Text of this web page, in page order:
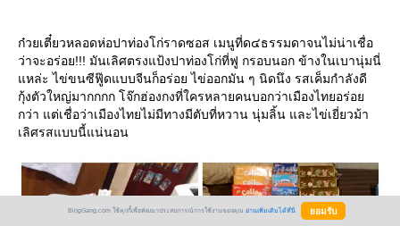
ก๋วยเตี๋ยวหลอดห่อปาท่องโก่ราดซอส เมนูที่ด๔ธรรมดาจนไม่น่าเชื่อ
ว่าจะอร่อย!!! มันเลิศตรงแป้งปาท่องโก่ที่ฟู กรอบนอก ข้างในเบานุ่มนี่
หล่ะ ไข่ขนซีฟู๊ดแบบจีนก็อร่อย ไข่ออกมัน ๆ นิดนึง รสเค็มกำลังดี
กุ้งตัวใหญ่มากกกก โจ๊กฮ่องกงที่ใครหลายคนบอกว่าเมืองไทยอร่อ
กว่า แต่เชื่อว่าเมืองไทยไม่มีทางมีตับที่หวาน นุ่มลิ้น และไข่เยี่ยวม้า
เลิศรสแบบนี้แน่นอน
BlogGang.com ใช้คุกกี้เพื่อพัฒนาประสบการณ์การใช้งานของคุณ อ่านเพิ่มเติมได้ที่นี่